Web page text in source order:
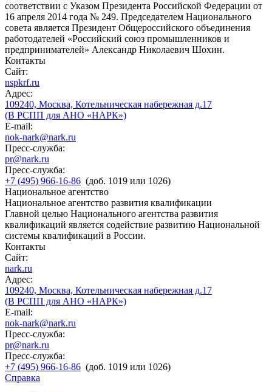
соответствии с Указом Президента Российской Федерации от
16 апреля 2014 года № 249. Председателем Национального
совета является Президент Общероссийского объединения
работодателей «Российский союз промышленников и
предпринимателей» Александр Николаевич Шохин.
Контакты
Сайт:
nspkrf.ru
Адрес:
109240, Москва, Котельническая набережная д.17
(В РСПП для АНО «НАРК»)
E-mail:
nok-nark@nark.ru
Пресс-служба:
pr@nark.ru
Пресс-служба:
+7 (495) 966-16-86 (доб. 1019 или 1026)
Национальное агентство
Национальное агентство развития квалификации
Главной целью Национального агентства развития
квалификаций является содействие развитию Национальной
системы квалификаций в России.
Контакты
Сайт:
nark.ru
Адрес:
109240, Москва, Котельническая набережная д.17
(В РСПП для АНО «НАРК»)
E-mail:
nok-nark@nark.ru
Пресс-служба:
pr@nark.ru
Пресс-служба:
+7 (495) 966-16-86 (доб. 1019 или 1026)
Справка